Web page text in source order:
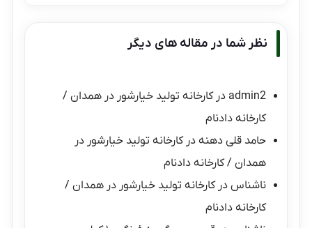
نظر شما در مقاله های دیگر
admin2 درکارخانه تولید خیارشور در همدان /
کارخانه دادنام
حامد قلی دهنه درکارخانه تولید خیارشور در
همدان / کارخانه دادنام
ناشناس درکارخانه تولید خیارشور در همدان /
کارخانه دادنام